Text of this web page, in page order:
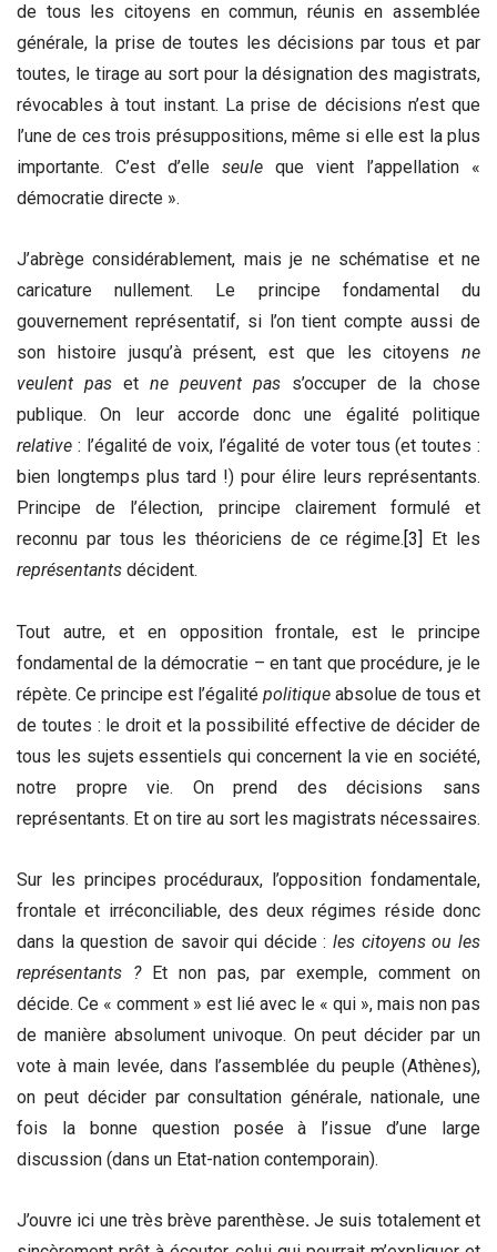
de tous les citoyens en commun, réunis en assemblée
générale, la prise de toutes les décisions par tous et par
toutes, le tirage au sort pour la désignation des magistrats,
révocables à tout instant. La prise de décisions n’est que
l’une de ces trois présuppositions, même si elle est la plus
importante. C’est d’elle seule que vient l’appellation «
démocratie directe ».
J’abrège considérablement, mais je ne schématise et ne
caricature nullement. Le principe fondamental du
gouvernement représentatif, si l’on tient compte aussi de
son histoire jusqu’à présent, est que les citoyens ne
veulent pas et ne peuvent pas s’occuper de la chose
publique. On leur accorde donc une égalité politique
relative : l’égalité de voix, l’égalité de voter tous (et toutes :
bien longtemps plus tard !) pour élire leurs représentants.
Principe de l’élection, principe clairement formulé et
reconnu par tous les théoriciens de ce régime. [3]
Et les
représentants décident.
Tout autre, et en opposition frontale, est le principe
fondamental de la démocratie – en tant que procédure, je le
répète. Ce principe est l’égalité politique absolue de tous et
de toutes : le droit et la possibilité effective de décider de
tous les sujets essentiels qui concernent la vie en société,
notre propre vie. On prend des décisions sans
représentants. Et on tire au sort les magistrats nécessaires.
Sur les principes procéduraux, l’opposition fondamentale,
frontale et irréconciliable, des deux régimes réside donc
dans la question de savoir qui décide :les citoyens ou les
représentants ? Et non pas, par exemple, comment on
décide. Ce « comment » est lié avec le « qui », mais non pas
de manière absolument univoque. On peut décider par un
vote à main levée, dans l’assemblée du peuple (Athènes),
on peut décider par consultation générale, nationale, une
fois la bonne question posée à l’issue d’une large
discussion (dans un Etat-nation contemporain).
J’ouvre ici une très brève parenthèse.Je suis totalement et